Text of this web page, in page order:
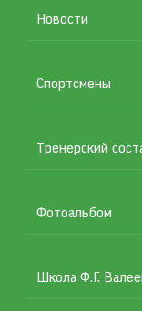
Подвал
Новости
Спортсмены
Тренерский
Фотоальбом
Школа Ф.Г.